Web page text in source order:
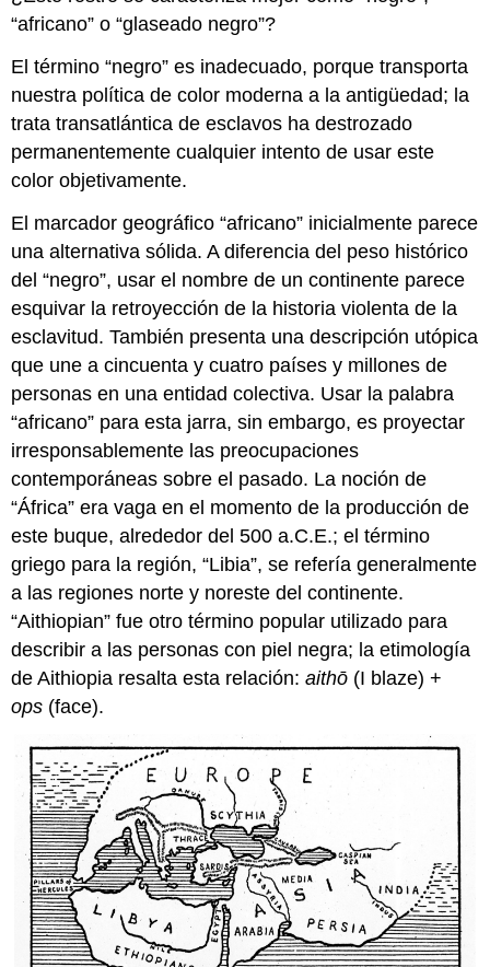
“africano” o “glaseado negro”?
El término “negro” es inadecuado, porque transporta
nuestra política de color moderna a la antigüedad; la
trata transatlántica de esclavos ha destrozado
permanentemente cualquier intento de usar este
color objetivamente.
El marcador geográfico “africano” inicialmente parece
una alternativa sólida. A diferencia del peso histórico
del “negro”, usar el nombre de un continente parece
esquivar la retroyección de la historia violenta de la
esclavitud. También presenta una descripción utópica
que une a cincuenta y cuatro países y millones de
personas en una entidad colectiva. Usar la palabra
“africano” para esta jarra, sin embargo, es proyectar
irresponsablemente las preocupaciones
contemporáneas sobre el pasado. La noción de
“África” era vaga en el momento de la producción de
este buque, alrededor del 500 a.C.E.; el término
griego para la región, “Libia”, se refería generalmente
a las regiones norte y noreste del continente.
“Aithiopian” fue otro término popular utilizado para
describir a las personas con piel negra; la etimología
de Aithiopia resalta esta relación:aithō (I blaze) +
ops (face).